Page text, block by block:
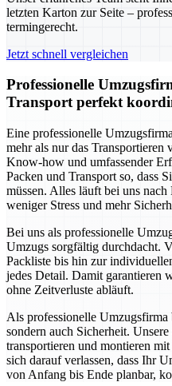
letzten Karton zur Seite –
termingerecht.
Jetzt schnell vergleichen
Professionelle
Transport perfekt
Eine professionelle
mehr als nur das
Know-how und umfassender
Packen und Transport so, dass
müssen. Alles läuft bei uns nach
weniger Stress und mehr
Bei uns als professionelle
Umzugs sorgfältig durchdacht.
Packliste bis hin zur
jedes Detail. Damit garantieren
ohne Zeitverluste abläuft.
Als professionelle
sondern auch Sicherheit.
transportieren und montieren
sich darauf verlassen, dass Ihr
von Anfang bis Ende planbar,